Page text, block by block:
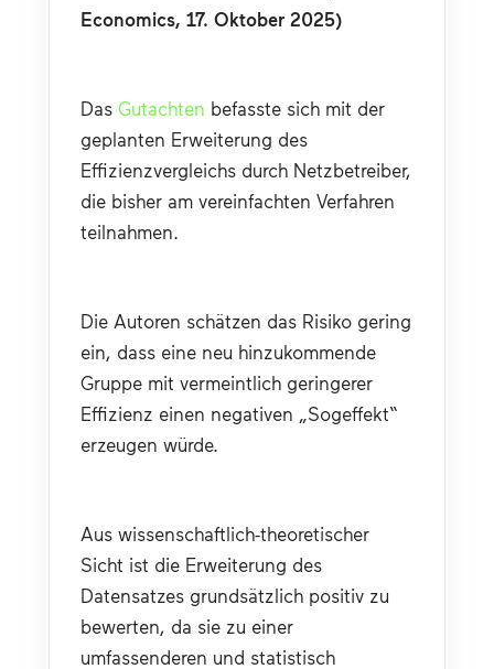
Economics, 17. Oktober 2025)
Das Gutachten befasste sich mit der
geplanten Erweiterung des
Effizienzvergleichs durch Netzbetreiber,
die bisher am vereinfachten Verfahren
teilnahmen.
Die Autoren schätzen das Risiko gering
ein, dass eine neu hinzukommende
Gruppe mit vermeintlich geringerer
Effizienz einen negativen „Sogeffekt“
erzeugen würde.
Aus wissenschaftlich-theoretischer
Sicht ist die Erweiterung des
Datensatzes grundsätzlich positiv zu
bewerten, da sie zu einer
umfassenderen und statistisch